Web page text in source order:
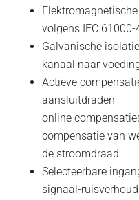
volgens IEC 61000-
Galvanische isolatie
kanaal naar
Actieve
aansluitdraden
online
compensatie van
de stroomdraad
Selecteerbare
signaal-